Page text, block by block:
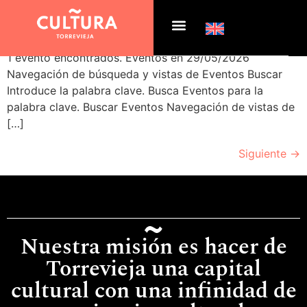
Archivos: Eventos
1 evento encontrados. Eventos en 29/05/2026
Navegación de búsqueda y vistas de Eventos Buscar
Introduce la palabra clave. Busca Eventos para la
palabra clave. Buscar Eventos Navegación de vistas de
[…]
Siguiente →
Nuestra misión es hacer de
Torrevieja una capital
cultural con una infinidad de